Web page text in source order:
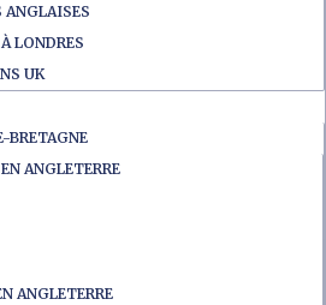
ANGLAISES
LONDRES
UK
BRETAGNE
ANGLETERRE
ANGLETERRE